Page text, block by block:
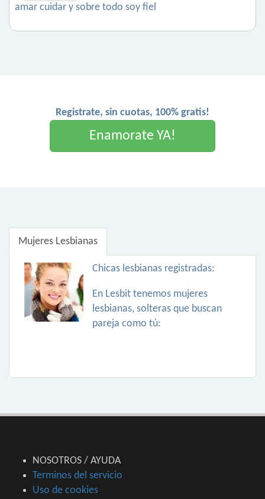
amar cuidar y sobre todo soy fiel
Registrate, sin cuotas, 100% gratis!
Enamorate YA!
Mujeres Lesbianas
Chicas lesbianas registradas:
En Lesbit tenemos mujeres
lesbianas, solteras que buscan
pareja como tú:
NOSOTROS / AYUDA
Terminos del servicio
Uso de cookies